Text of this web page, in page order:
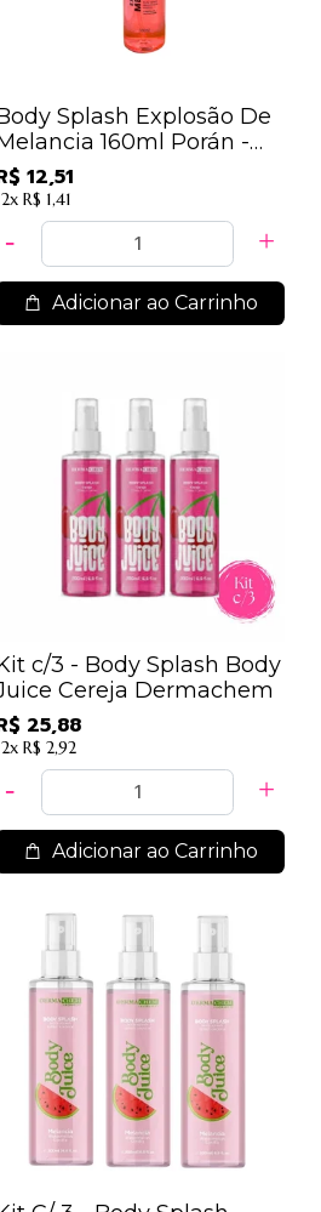
Splash Explosão De
160ml Porán -
12,51
R$ 1,41
Adicionar ao Carrinho
c/3 - Body Splash Body
Cereja Dermachem
25,88
R$ 2,92
Adicionar ao Carrinho